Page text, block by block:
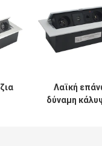
Λαϊκή
δύναμη